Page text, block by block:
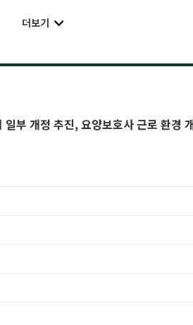
더보기
일부 개정 추진, 요양보호사 근로 환경